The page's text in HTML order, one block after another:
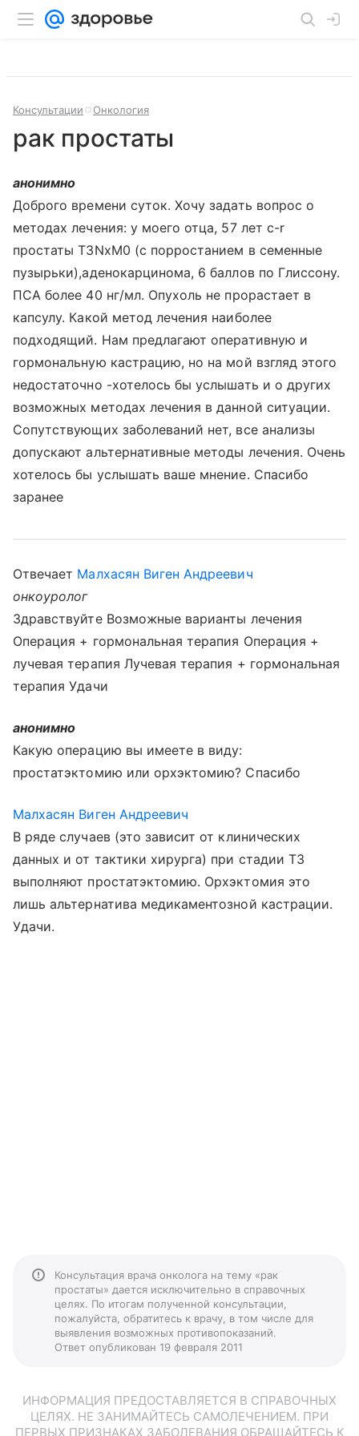
Консультации Онкология
рак простаты
анонимно
Доброго времени суток. Хочу задать вопрос о
методах лечения: у моего отца, 57 лет c-r
простаты Т3NxМ0 (с порростанием в семенные
пузырьки),аденокарцинома, 6 баллов по Глиссону.
ПСА более 40 нг/мл. Опухоль не прорастает в
капсулу. Какой метод лечения наиболее
подходящий. Нам предлагают оперативную и
гормональную кастрацию, но на мой взгляд этого
недостаточно -хотелось бы услышать и о других
возможных методах лечения в данной ситуации.
Сопутствующих заболеваний нет, все анализы
допускают альтернативные методы лечения. Очень
хотелось бы услышать ваше мнение. Спасибо
заранее
Отвечает Малхасян Виген Андреевич
онкоуролог
Здравствуйте Возможные варианты лечения
Операция + гормональная терапия Операция +
лучевая терапия Лучевая терапия + гормональная
терапия Удачи
анонимно
Какую операцию вы имеете в виду:
простатэктомию или орхэктомию? Спасибо
Малхасян Виген Андреевич
В ряде случаев (это зависит от клинических
данных и от тактики хирурга) при стадии Т3
выполняют простатэктомию. Орхэктомия это
лишь альтернатива медикаментозной кастрации.
Удачи.
Консультация врача онколога на тему «рак
простаты» дается исключительно в справочных
целях. По итогам полученной консультации,
пожалуйста, обратитесь к врачу, в том числе для
выявления возможных противопоказаний.
Ответ опубликован 19 февраля 2011
ИНФОРМАЦИЯ ПРЕДОСТАВЛЯЕТСЯ В СПРАВОЧНЫХ
ЦЕЛЯХ. НЕ ЗАНИМАЙТЕСЬ САМОЛЕЧЕНИЕМ. ПРИ
ПЕРВЫХ ПРИЗНАКАХ ЗАБОЛЕВАНИЯ ОБРАЩАЙТЕСЬ К